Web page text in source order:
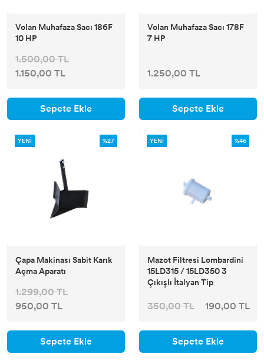
Volan Muhafaza Sacı 186F
10 HP
1.500,00 TL
1.150,00 TL
Sepete Ekle
Volan Muhafaza Sacı 178F
7 HP
1.250,00 TL
Sepete Ekle
YENİ %27
Çapa Makinası Sabit Karık
Açma Aparatı
1.299,00 TL
950,00 TL
Sepete Ekle
YENİ %46
Mazot Filtresi Lombardini
15LD315 / 15LD350 3
Çıkışlı İtalyan Tip
350,00 TL 190,00 TL
Sepete Ekle